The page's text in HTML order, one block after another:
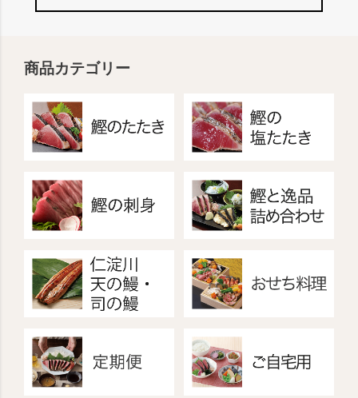
商品カテゴリー